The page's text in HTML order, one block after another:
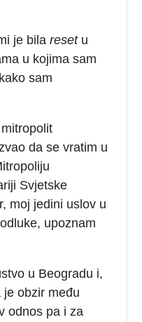
je bilaresetu
u kojima sam
sam
da se vratim u
Svjetske
moj jedini uslov u
upoznam
u Beogradu i,
je obzir među
odnos pa i za